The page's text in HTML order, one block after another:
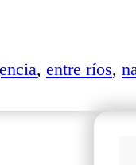
, entre ríos,